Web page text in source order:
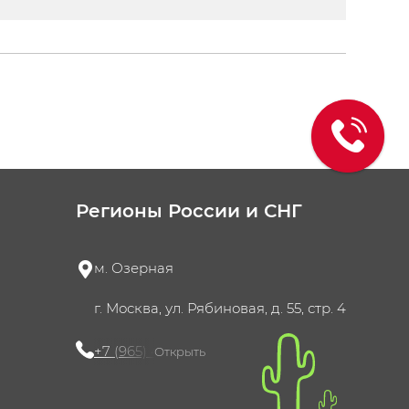
Регионы России и СНГ
м. Озерная
г. Москва, ул. Рябиновая, д. 55, стр. 4
+7 (965) 420-10-10
Открыть